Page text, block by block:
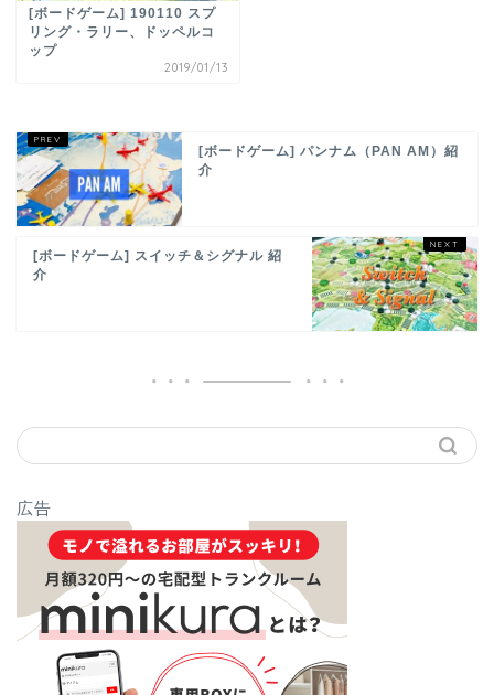
[ボードゲーム] 190110 スプ
リング・ラリー、ドッペルコ
ップ
2019/01/13
[ボードゲーム] パンナム（PAN AM）紹
介
[ボードゲーム] スイッチ＆シグナル 紹
介
広告